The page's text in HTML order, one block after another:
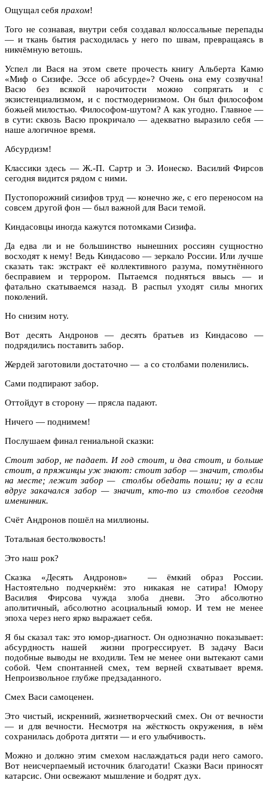
Ощущал себя прахом!
Того не сознавая, внутри себя создавал колоссальные перепады
— и ткань бытия расходилась у него по швам, превращаясь в
никчёмную ветошь.
Успел ли Вася на этом свете прочесть книгу Альберта Камю
«Миф о Сизифе. Эссе об абсурде»? Очень она ему созвучна!
Васю без всякой нарочитости можно сопрягать и с
экзистенциализмом, и с постмодернизмом. Он был философом
божьей милостью. Философом-шутом? А как угодно. Главное —
в сути: сквозь Васю прокричало — адекватно выразило себя —
наше алогичное время.
Абсурдизм!
Классики здесь — Ж.-П. Сартр и Э. Ионеско. Василий Фирсов
сегодня видится рядом с ними.
Пустопорожний сизифов труд — конечно же, с его переносом на
совсем другой фон — был важной для Васи темой.
Киндасовцы иногда кажутся потомками Сизифа.
Да едва ли и не большинство нынешних россиян сущностно
восходят к нему! Ведь Киндасово — зеркало России. Или лучше
сказать так: экстракт её коллективного разума, помутнённого
бесправием и террором. Пытаемся подняться ввысь — и
фатально скатываемся назад. В распыл уходят силы многих
поколений.
Но снизим ноту.
Вот десять Андронов — десять братьев из Киндасово —
подрядились поставить забор.
Жердей заготовили достаточно — а со столбами поленились.
Сами подпирают забор.
Оттойдут в сторону — прясла падают.
Ничего — поднимем!
Послушаем финал гениальной сказки:
Стоит забор, не падает. И год стоит, и два стоит, и больше
стоит, а пряжинцы уж знают: стоит забор — значит, столбы
на месте; лежит забор — столбы обедать пошли; ну а если
вдруг закачался забор — значит, кто-то из столбов сегодня
именинник.
Счёт Андронов пошёл на миллионы.
Тотальная бестолковость!
Это наш рок?
Сказка «Десять Андронов» — ёмкий образ России.
Настоятельно подчеркнём: это никакая не сатира! Юмору
Василия Фирсова чужда злоба дневи. Это абсолютно
аполитичный, абсолютно асоциальный юмор. И тем не менее
эпоха через него ярко выражает себя.
Я бы сказал так: это юмор-диагност. Он однозначно показывает:
абсурдность нашей жизни прогрессирует. В задачу Васи
подобные выводы не входили. Тем не менее они вытекают сами
собой. Чем спонтанней смех, тем верней схватывает время.
Непроизвольное глубже предзаданного.
Смех Васи самоценен.
Это чистый, искренний, жизнетворческий смех. Он от вечности
— и для вечности. Несмотря на жёсткость окружения, в нём
сохранилась доброта дитяти — и его улыбчивость.
Можно и должно этим смехом наслаждаться ради него самого.
Вот неисчерпаемый источник благодати! Сказки Васи приносят
катарсис. Они освежают мышление и бодрят дух.